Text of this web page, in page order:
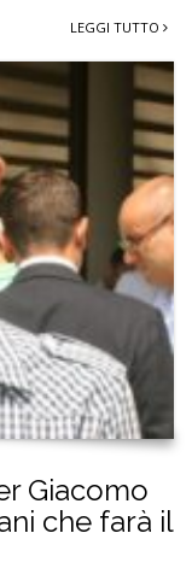
LEGGI TUTTO
Giacomo
che farà il